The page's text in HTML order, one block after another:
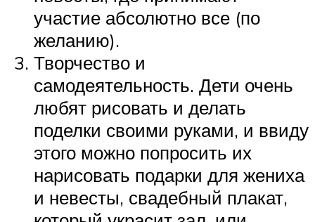
участие абсолютно все (по
желанию).
Творчество и
самодеятельность. Дети очень
любят рисовать и делать
поделки своими руками, и ввиду
этого можно попросить их
нарисовать подарки для жениха
и невесты, свадебный плакат,